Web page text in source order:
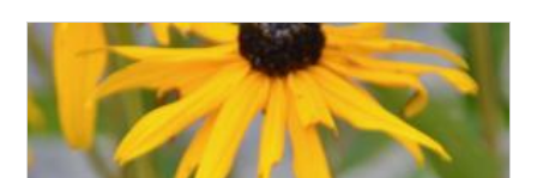
Taille adulte
Floraison
Exposition
Feuillage